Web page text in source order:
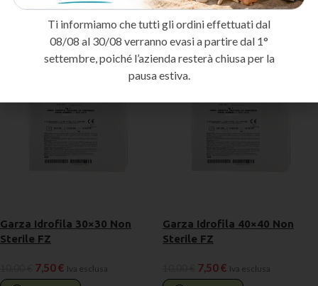
Garza Idrofila 30×30 Non
Sterile FZ
7,50€ Iva esclusa
Garza Idrofila 40×40 Non
Sterile FZ
7,50€ Iva esclusa
Ti informiamo che tutti gli ordini effettuati dal
08/08 al 30/08 verranno evasi a partire dal 1°
settembre, poiché l’azienda resterà chiusa per la
pausa estiva.